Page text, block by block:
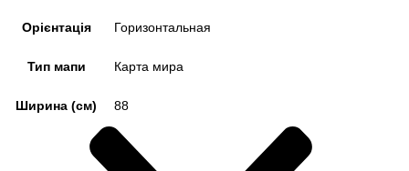
Орієнтація Горизонтальная
Тип мапи Карта мира
Ширина (см) 88